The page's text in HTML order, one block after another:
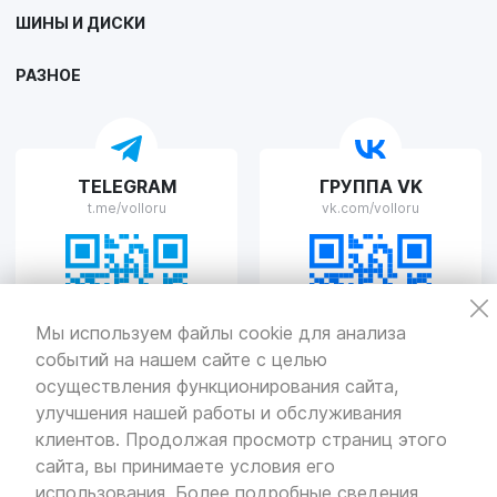
Мы используем файлы cookie для анализа
событий на нашем сайте с целью
осуществления функционирования сайта,
улучшения нашей работы и обслуживания
клиентов. Продолжая просмотр страниц этого
сайта, вы принимаете условия его
использования. Более подробные сведения
г. Липецк, улица Осипенко, д.8
VOLLO Рязань
г. Рязань, улица Островского, д.109/2
Пн-Пт с 9:00 до 20:00, Сб-Вс выходной
VOLLO Тверь
г. Тверь, проспект Николая Корыткова, 17А
Пн-Пт с 9:00 до 19:00 Сб-Вс с 10:00 до 19:00
ШИНЫ И ДИСКИ
РАЗНОЕ
TELEGRAM
t.me/volloru
ГРУППА VK
vk.com/volloru
Политикаконфиденциальности
Разработкаи продвижение — «SeoOlimp»